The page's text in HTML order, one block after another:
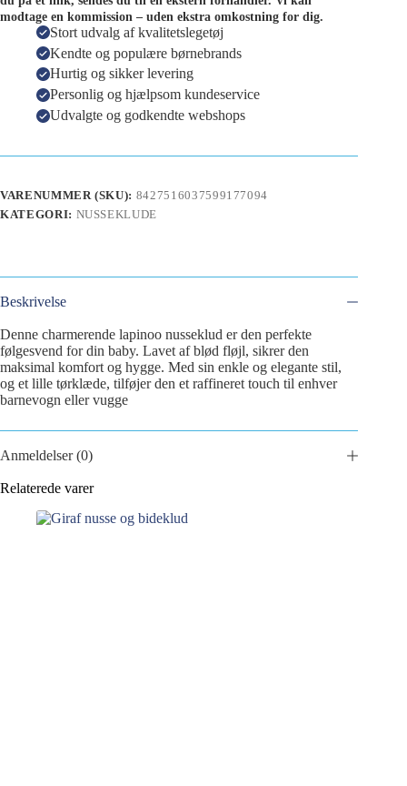
modtage en kommission – uden ekstra omkostning for dig.
Stort udvalg af kvalitetslegetøj
Kendte og populære børnebrands
Hurtig og sikker levering
Personlig og hjælpsom kundeservice
Udvalgte og godkendte webshops
VARENUMMER (SKU): 8427516037599177094
KATEGORI: NUSSEKLUDE
Beskrivelse
Denne charmerende lapinoo nusseklud er den perfekte
følgesvend for din baby. Lavet af blød fløjl, sikrer den
maksimal komfort og hygge. Med sin enkle og elegante stil,
og et lille tørklæde, tilføjer den et raffineret touch til enhver
barnevogn eller vugge
Anmeldelser (0)
Relaterede varer